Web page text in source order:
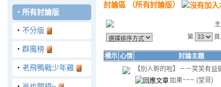
‧ 所有討論版
‧ 不分版
‧ 群魔榜
‧ 老飛鴨戰少年雞
討論區 （所有討論版）
第
標示 心情
討論主題
【別人幹的啦】－－笑笑有益
如果~~~ (堂哥)